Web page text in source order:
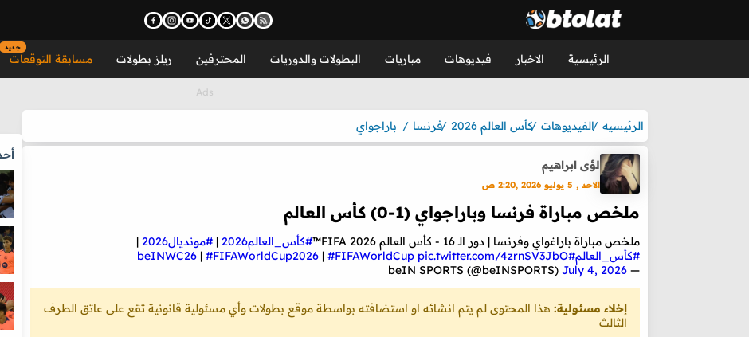
الرئيسية الاخبار فيديوهات مباريات البطولات والدوريات المحترفين ريلز بطولات مسابقة التوقعات
جديد
الرئيسيه الفيديوهات كأس العالم 2026 فرنسا باراجواي
لؤى ابراهيم
الاحد , 5 يوليو 2026 ,2:20 ص
ملخص مباراة فرنسا وباراجواي (1-0) كأس العالم
ملخص مباراة باراغواي وفرنسا | دور الـ 16 - كأس العالم FIFA 2026™ #كأس_العالم2026 | #مونديال2026
|
#كأس_العالم#beINWC26
| #FIFAWorldCup2026 | #FIFAWorldCup pic.twitter.com/4zrnSV3JbO
— beIN SPORTS (@beINSPORTS)
July 4, 2026
إخلاء مسئولية: هذا المحتوى لم يتم انشائه او استضافته بواسطة موقع بطولات وأي مسئولية قانونية تقع على عاتق الطرف
الثالث